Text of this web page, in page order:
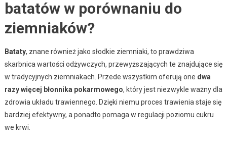
batatów w porównaniu do
ziemniaków?
Bataty, znane również jako słodkie ziemniaki, to prawdziwa
skarbnica wartości odżywczych, przewyższających te znajdujące się
w tradycyjnych ziemniakach. Przede wszystkim oferują one dwa
razy więcej błonnika pokarmowego, który jest niezwykle ważny dla
zdrowia układu trawiennego. Dzięki niemu proces trawienia staje się
bardziej efektywny, a ponadto pomaga w regulacji poziomu cukru
we krwi.